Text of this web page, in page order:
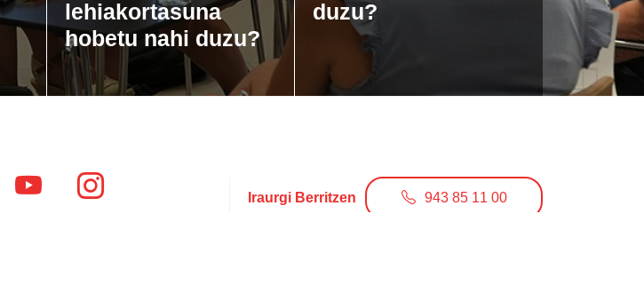
lehiakortasuna
hobetu nahi duzu?
duzu?
Iraurgi Berritzen 943 85 11 00